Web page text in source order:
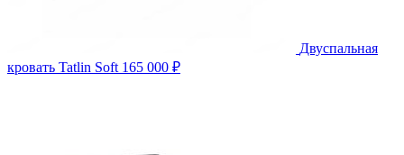
Двуспальная
кровать Tatlin Soft 165 000 ₽